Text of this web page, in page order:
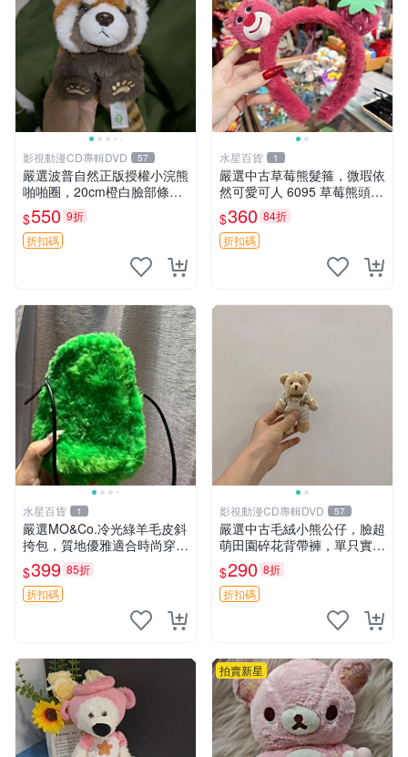
影視動漫CD專輯DVD 57
嚴選波普自然正版授權小浣熊
啪啪圈，20cm橙白臉部條紋
清晰，毛絨超萌贈品推薦。
小浣熊 波普 圈環
$550 9折
折扣碼
水星百貨 1
嚴選中古草莓熊髮箍，微瑕依
然可愛可人 6095 草莓熊頭飾
中古髮圈 熊寶 寶寶 娃娃熊髮
箍 中古收藏 玩具髮夾
$360 84折
折扣碼
水星百貨 1
嚴選MO&Co.冷光綠羊毛皮斜
挎包，質地優雅適合時尚穿搭
冷光綠 皮包 斜挎包
$399 85折
折扣碼
影視動漫CD專輯DVD 57
嚴選中古毛絨小熊公仔，臉超
萌田園碎花背帶褲，單只實拍
展示 中古、毛絨玩具、玩偶
$290 8折
折扣碼
拍賣新星